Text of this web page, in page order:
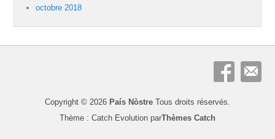
octobre 2018
Copyright © 2026 País Nòstre Tous droits réservés.
Thème : Catch Evolution parThèmes Catch